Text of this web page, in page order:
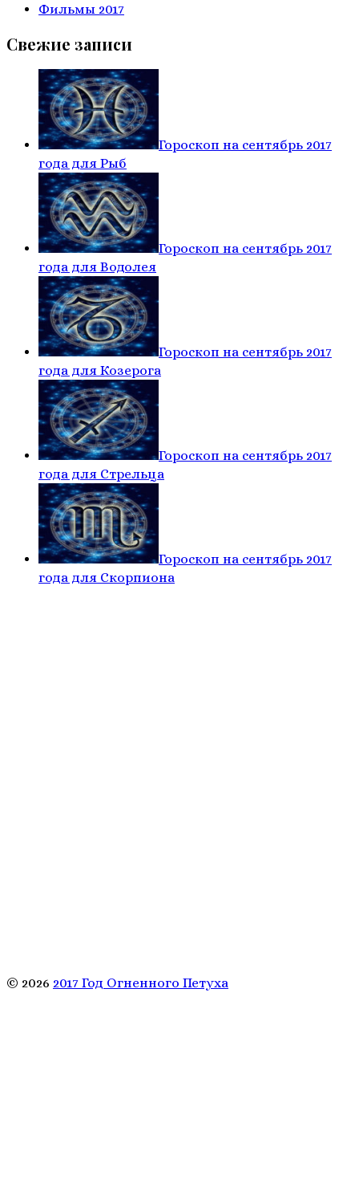
Фильмы 2017
Свежие записи
Гороскоп на сентябрь 2017
года для Рыб
Гороскоп на сентябрь 2017
года для Водолея
Гороскоп на сентябрь 2017
года для Козерога
Гороскоп на сентябрь 2017
года для Стрельца
Гороскоп на сентябрь 2017
года для Скорпиона
© 2026 2017 Год Огненного Петуха